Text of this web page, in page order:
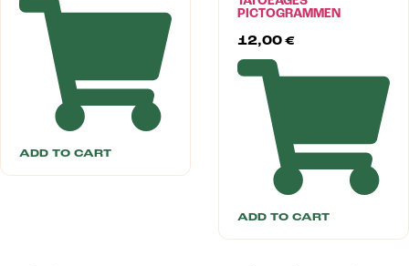
ADD TO CART
PICTOGRAMMEN
12,00 €
ADD TO CART